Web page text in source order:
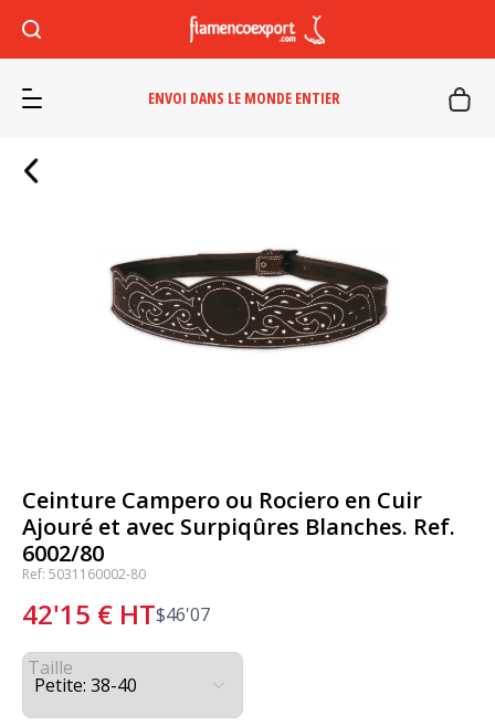
ENVOI DANS LE MONDE ENTIER
Ceinture Campero ou Rociero en Cuir
Ajouré et avec Surpiqûres Blanches. Ref.
6002/80
Ref: 5031160002-80
42'15 € HT$46'07
Taille